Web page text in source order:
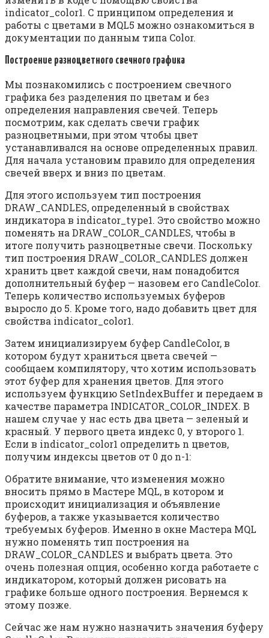
indicator_color1. С принципом определения и
работы с цветами в MQL5 можно ознакомиться в
документации по данным типа Color.
Построение разноцветного свечного графика
Мы познакомились с построением свечного
графика без разделения по цветам и без
определения направления свечей. Теперь
посмотрим, как сделать свечи график
разноцветными, при этом чтобы цвет
устанавливался на основе определенных правил.
Для начала установим правило для определения
свечей вверх и вниз по цветам.
Для этого используем тип построения
DRAW_CANDLES, определенный в свойствах
индикатора в indicator_type1. Это свойство можно
поменять на DRAW_COLOR_CANDLES, чтобы в
итоге получить разноцветные свечи. Поскольку
тип построения DRAW_COLOR_CANDLES должен
хранить цвет каждой свечи, нам понадобится
дополнительный буфер — назовем его CandleColor.
Теперь количество используемых буферов
выросло до 5. Кроме того, надо добавить цвет для
свойства indicator_color1.
Затем инициализируем буфер CandleColor, в
котором будут храниться цвета свечей —
сообщаем компилятору, что хотим использовать
этот буфер для хранения цветов. Для этого
используем функцию SetIndexBuffer и передаем в
качестве параметра INDICATOR_COLOR_INDEX. В
нашем случае у нас есть два цвета — зеленый и
красный. У первого цвета индекс 0, у второго 1.
Если в indicator_color1 определить n цветов,
получим индексы цветов от 0 до n-1:
Обратите внимание, что изменения можно
вносить прямо в Мастере MQL, в котором и
происходит инициализация и объявление
буферов, а также указывается количество
требуемых буферов. Именно в окне Мастера MQL
нужно поменять тип построения на
DRAW_COLOR_CANDLES и выбрать цвета. Это
очень полезная опция, особенно когда работаете с
индикатором, который должен рисовать на
графике больше одного построения. Вернемся к
этому позже.
Сейчас же нам нужно назначить значения буферу